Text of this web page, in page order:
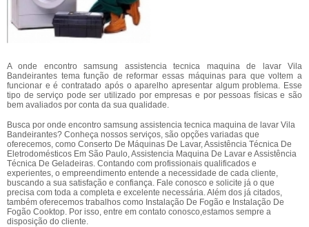
A onde encontro samsung assistencia tecnica maquina de lavar Vila
Bandeirantes tema função de reformar essas máquinas para que voltem a
funcionar e é contratado após o aparelho apresentar algum problema. Esse
tipo de serviço pode ser utilizado por empresas e por pessoas físicas e são
bem avaliados por conta da sua qualidade.
Busca por onde encontro samsung assistencia tecnica maquina de lavar Vila
Bandeirantes? Conheça nossos serviços, são opções variadas que
oferecemos, como Conserto De Máquinas De Lavar, Assistência Técnica De
Eletrodomésticos Em São Paulo, Assistencia Maquina De Lavar e Assistência
Técnica De Geladeiras. Contando com profissionais qualificados e
experientes, o empreendimento entende a necessidade de cada cliente,
buscando a sua satisfação e confiança. Fale conosco e solicite já o que
precisa com toda a completa e excelente necessária. Além dos já citados,
também oferecemos trabalhos como Instalação De Fogão e Instalação De
Fogão Cooktop. Por isso, entre em contato conosco,estamos sempre a
disposição do cliente.